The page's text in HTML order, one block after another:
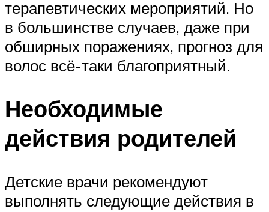
терапевтических мероприятий. Но
в большинстве случаев, даже при
обширных поражениях, прогноз для
волос всё-таки благоприятный.
Необходимые
действия родителей
Детские врачи рекомендуют
выполнять следующие действия в